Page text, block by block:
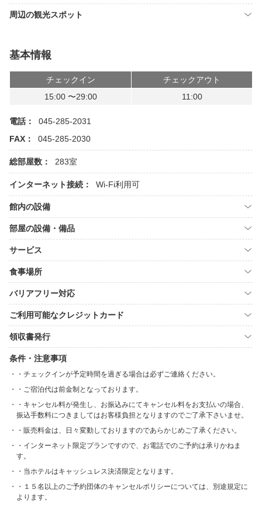
周辺の観光スポット
基本情報
チェックイン
チェックアウト
15:00 〜29:00
11:00
電話：
045-285-2031
FAX：
045-285-2030
総部屋数： 283室
インターネット接続： Wi-Fi利用可
館内の設備
部屋の設備・備品
サービス
食事場所
バリアフリー対応
ご利用可能なクレジットカード
領収書発行
条件・注意事項
・チェックインが予定時間を過ぎる場合は必ずご連絡ください。
・ご宿泊代は前金制となっております。
・キャンセル料が発生し、お振込みにてキャンセル料をお支払いの場合、
振込手数料につきましてはお客様負担となりますのでご了承下さいませ。
・販売料金は、日々変動しておりますのであらかじめご了承ください。
・インターネット限定プランですので、お電話でのご予約は承りかねま
す。
・当ホテルはキャッシュレス決済限定となります。
・１５名以上のご予約団体のキャンセルポリシーについては、別途規定に
よります。